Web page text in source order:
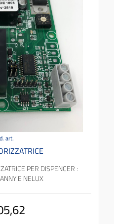
art.
PER DISPENCER :
E NELUX